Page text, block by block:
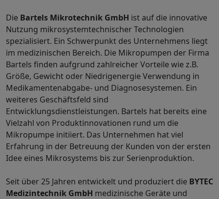
Die Bartels Mikrotechnik GmbH ist auf die innovative
Nutzung mikrosystemtechnischer Technologien
spezialisiert. Ein Schwerpunkt des Unternehmens liegt
im medizinischen Bereich. Die Mikropumpen der Firma
Bartels finden aufgrund zahlreicher Vorteile wie z.B.
Größe, Gewicht oder Niedrigenergie Verwendung in
Medikamentenabgabe- und Diagnosesystemen. Ein
weiteres Geschäftsfeld sind
Entwicklungsdienstleistungen. Bartels hat bereits eine
Vielzahl von Produktinnovationen rund um die
Mikropumpe initiiert. Das Unternehmen hat viel
Erfahrung in der Betreuung der Kunden von der ersten
Idee eines Mikrosystems bis zur Serienproduktion.
Seit über 25 Jahren entwickelt und produziert die BYTEC
Medizintechnik GmbH medizinische Geräte und